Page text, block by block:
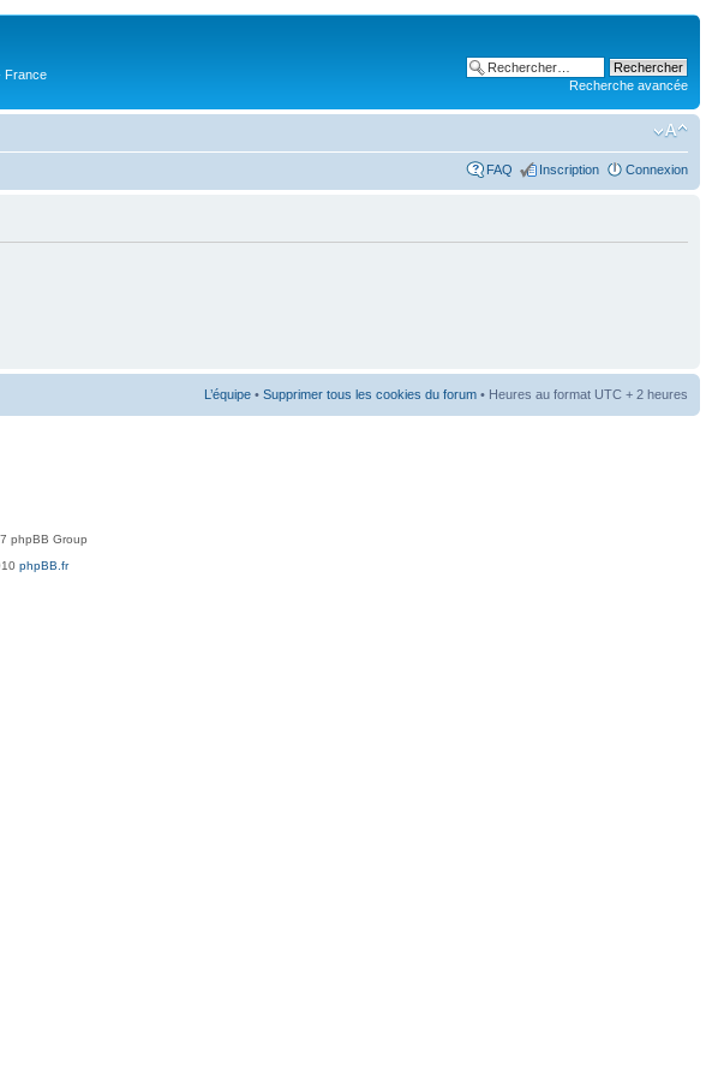
France
Recherche avancée
FAQ Inscription Connexion
L’équipe • Supprimer tous les cookies du forum • Heures au format UTC + 2 heures
phpBB Group
phpBB.fr